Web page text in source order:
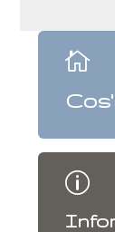

p